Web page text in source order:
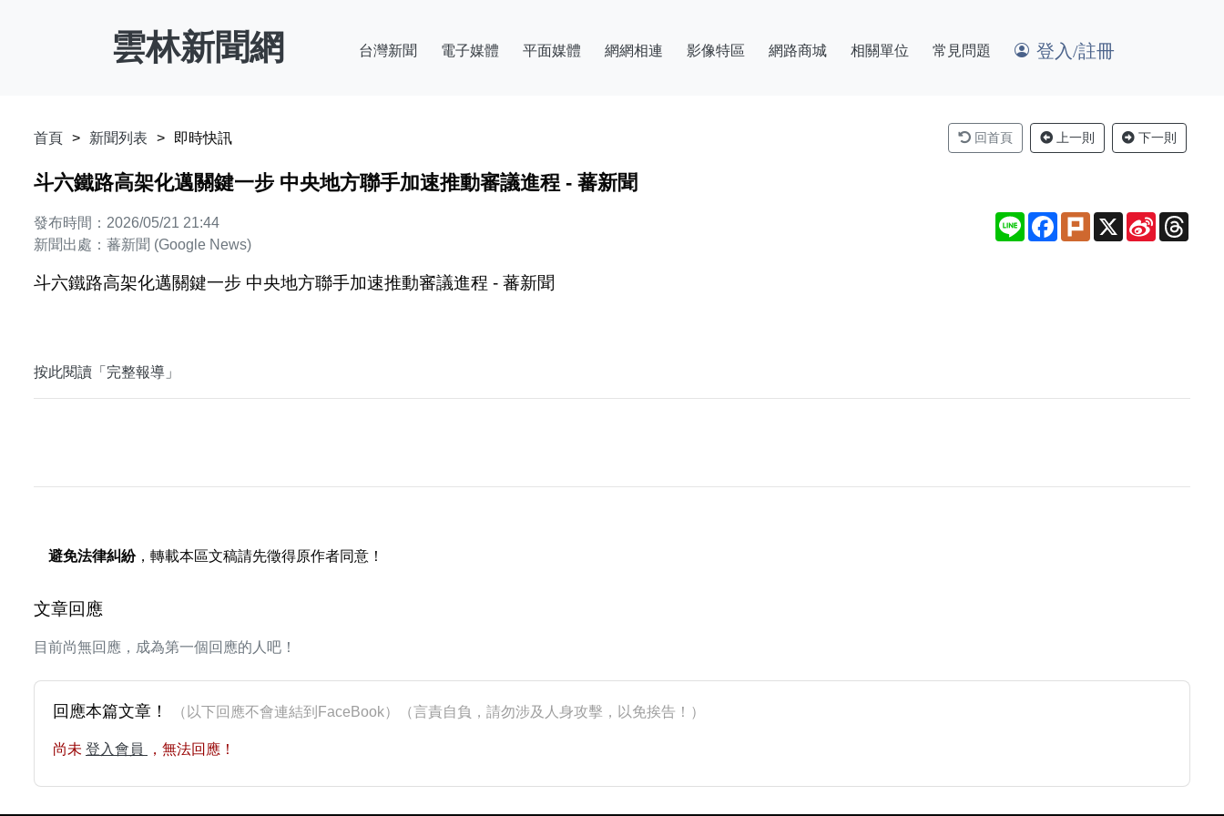
雲林新聞網 台灣新聞 電子媒體 平面媒體 網網相連 影像特區 網路商城 相關單位 常見問題 登入/註冊
首頁 新聞列表 即時快訊 回首頁 上一則 下一則
斗六鐵路高架化邁關鍵一步 中央地方聯手加速推動審議進程 - 蕃新聞
發布時間：2026/05/21 21:44
新聞出處：蕃新聞 (Google News)
Line Facebook
Plurk X
Sina
Weibo
斗六鐵路高架化邁關鍵一步 中央地方聯手加速推動審議進程 - 蕃新聞
按此閱讀「完整報導」
避免法律糾紛，轉載本區文稿請先徵得原作者同意！
文章回應
目前尚無回應，成為第一個回應的人吧！
回應本篇文章！ （以下回應不會連結到FaceBook）（言責自負，請勿涉及人身攻擊，以免挨告！）
尚未 登入會員 ，無法回應！